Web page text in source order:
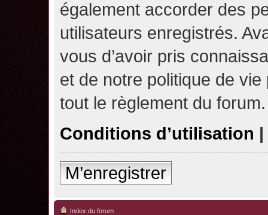
également accorder des
utilisateurs enregistrés.
vous d’avoir pris
et de notre politique de
tout le règlement du forum.
Conditions d’utilisation |
M’enregistrer
Index du forum